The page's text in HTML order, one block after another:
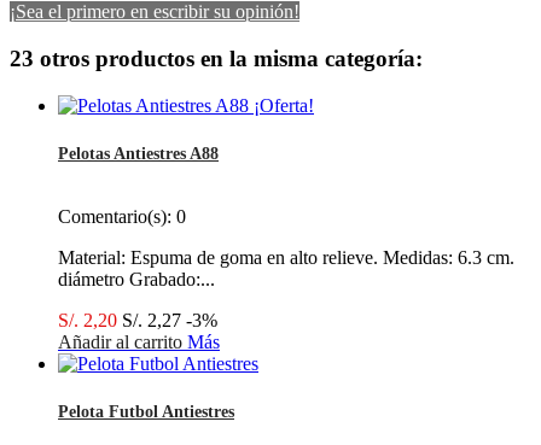
¡Sea el primero en escribir su opinión!
23 otros productos en la misma categoría:
¡Oferta!
Pelotas Antiestres A88
Comentario(s): 0
Material: Espuma de goma en alto relieve. Medidas: 6.3 cm.
diámetro Grabado:...
S/. 2,20 S/. 2,27 -3%
Añadir al carrito Más
Pelota Futbol Antiestres